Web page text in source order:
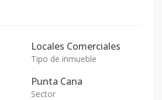
Locales Comerciales
Tipo de inmueble
Punta Cana
Sector